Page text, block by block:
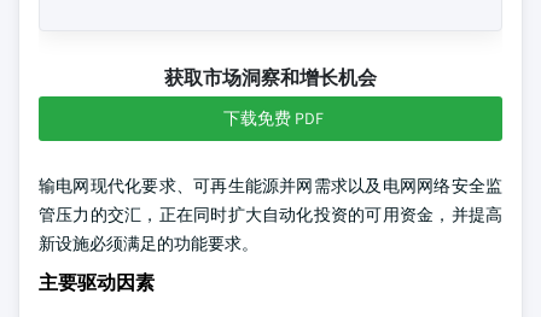
获取市场洞察和增长机会
下载免费 PDF
输电网现代化要求、可再生能源并网需求以及电网网络安全监
管压力的交汇，正在同时扩大自动化投资的可用资金，并提高
新设施必须满足的功能要求。
主要驱动因素